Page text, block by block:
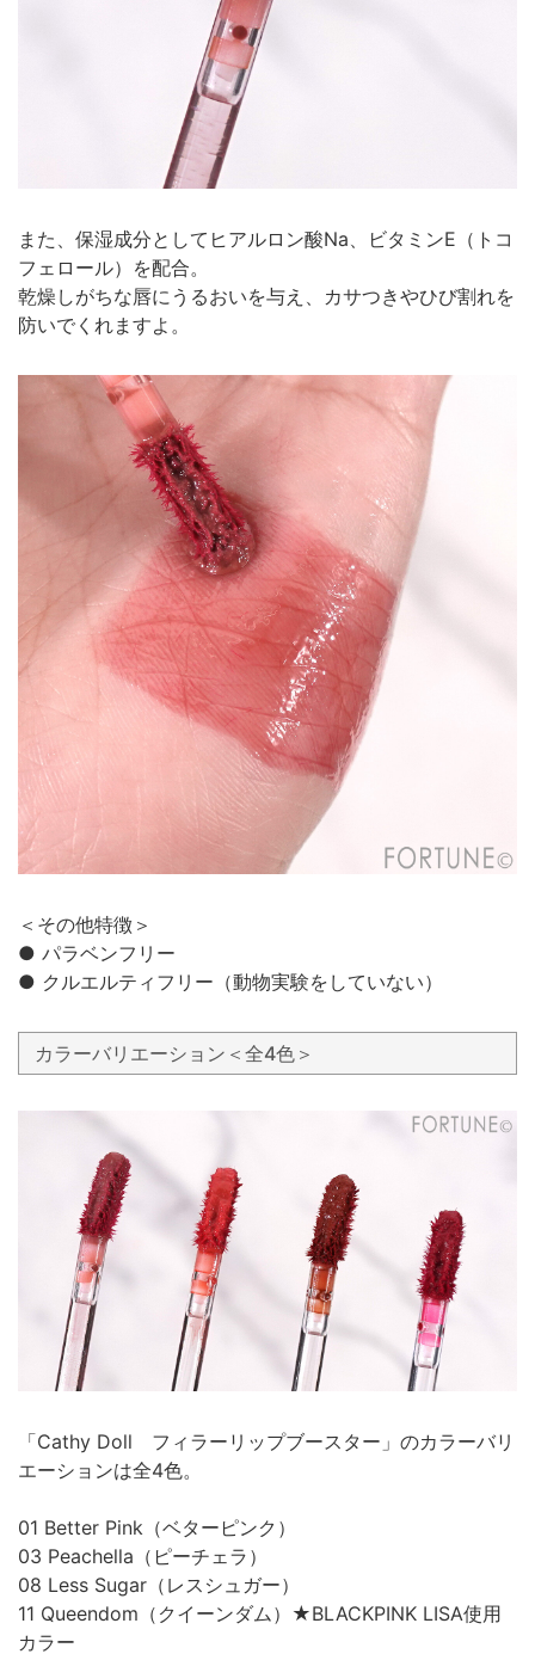
また、保湿成分としてヒアルロン酸Na、ビタミンE（トコ
フェロール）を配合。
乾燥しがちな唇にうるおいを与え、カサつきやひび割れを
防いでくれますよ。
＜その他特徴＞
● パラベンフリー
● クルエルティフリー（動物実験をしていない）
カラーバリエーション＜全4色＞
「Cathy Doll フィラーリップブースター」のカラーバリ
エーションは全4色。
01 Better Pink（ベターピンク）
03 Peachella（ピーチェラ）
08 Less Sugar（レスシュガー）
11 Queendom（クイーンダム）★BLACKPINK LISA使用
カラー